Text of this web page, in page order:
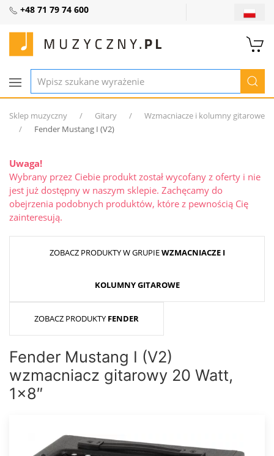
+48 71 79 74 600
Sklep muzyczny Gitary
Wzmacniacze i kolumny gitarowe
Fender Mustang I (V2)
Uwaga!
Wybrany przez Ciebie produkt został wycofany z oferty i nie
jest już dostępny w naszym sklepie. Zachęcamy do
obejrzenia podobnych produktów, które z pewnością Cię
zainteresują.
ZOBACZ PRODUKTY W GRUPIEWZMACNIACZE I
KOLUMNY GITAROWE
ZOBACZ PRODUKTY FENDER
Fender Mustang I (V2)
wzmacniacz gitarowy 20 Watt,
1x8″